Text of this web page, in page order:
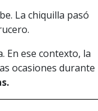
La chiquilla pasó
En ese contexto, la
ocasiones durante